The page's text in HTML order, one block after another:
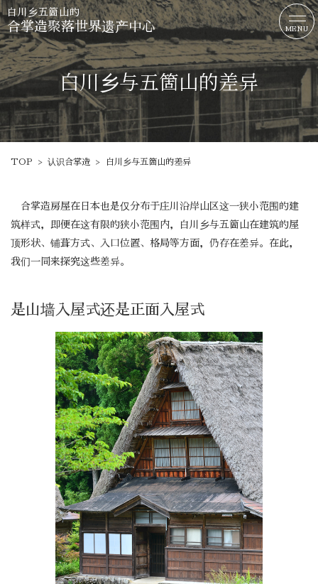
白川乡五箇山的
合掌造聚落世界遗产中心 MENU
白川乡与五箇山的差异
TOP 认识合掌造 白川乡与五箇山的差异
合掌造房屋在日本也是仅分布于庄川沿岸山区这一狭小范围的建
筑样式，即便在这有限的狭小范围内，白川乡与五箇山在建筑的屋
顶形状、铺葺方式、入口位置、格局等方面，仍存在差异。在此，
我们一同来探究这些差异。
是山墙入屋式还是正面入屋式